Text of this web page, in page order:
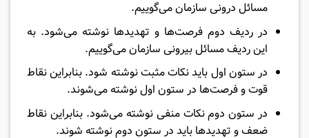
مسائل درونی سازمان می‌گوییم.
در ردیف دوم فرصت‌ها و تهدید‌ها نوشته می‌شود. به
این ردیف مسائل بیرونی سازمان می‌گوییم.
در ستون اول باید نکات مثبت نوشته شود. بنابراین نقاط
قوت و فرصت‌ها در ستون اول نوشته می‌شوند.
در ستون دوم نکات منفی نوشته می‌شود. بنابراین نقاط
ضعف و تهدیدها باید در ستون دوم نوشته شوند.